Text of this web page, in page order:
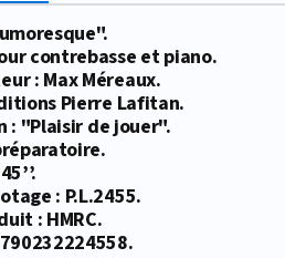
contrebasse et piano.
: Max Méreaux.
Pierre Lafitan.
: "Plaisir de jouer".
: P.L.2455.
: HMRC.